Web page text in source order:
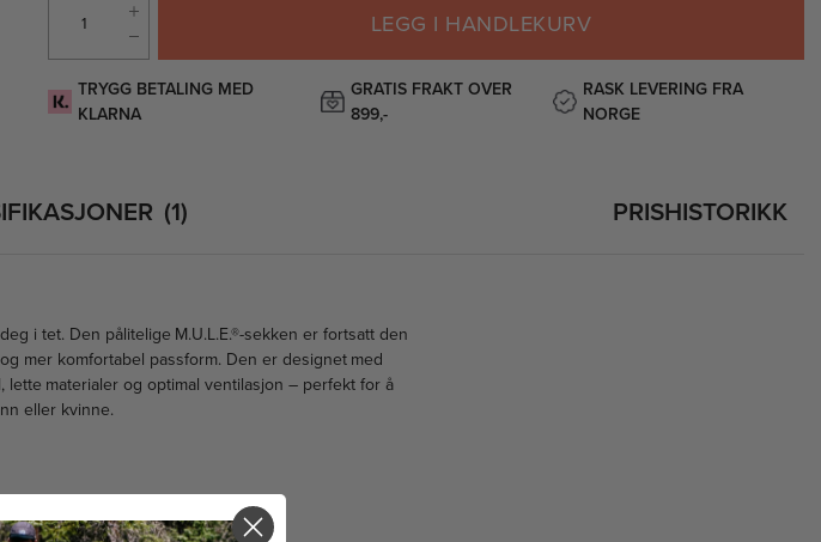
LEGG I HANDLEKURV
TRYGG BETALING MED
KLARNA
GRATIS FRAKT OVER
899,-
RASK LEVERING FRA
NORGE
1 PRISHISTORIKK
i tet. Den pålitelige M.U.L.E.®-sekken er fortsatt den
mer komfortabel passform. Den er designet med
materialer og optimal ventilasjon – perfekt for å
eller kvinne.